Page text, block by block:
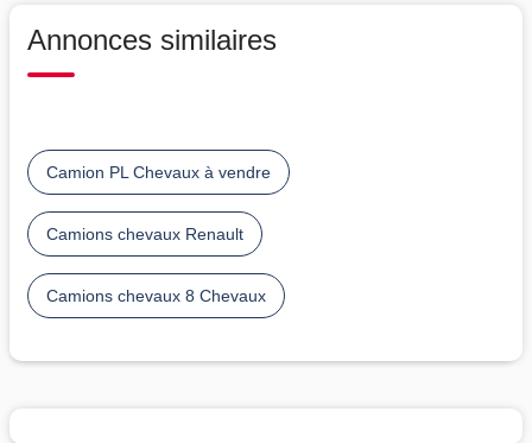
Annonces similaires
Camion PL Chevaux à vendre
Camions chevaux Renault
Camions chevaux 8 Chevaux